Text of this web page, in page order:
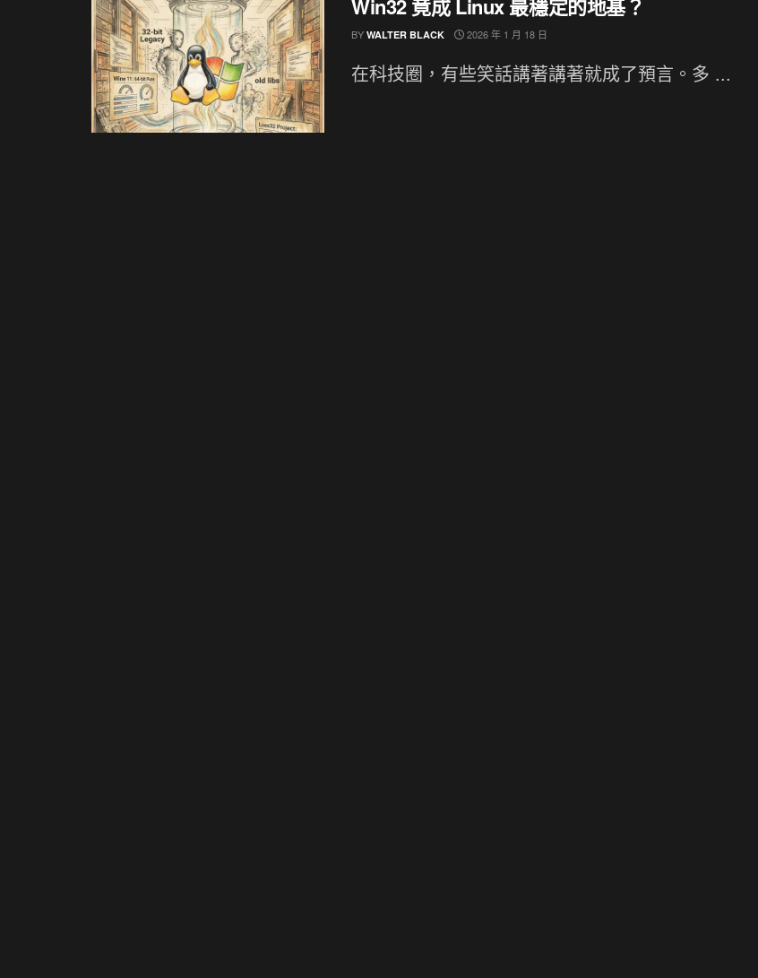
Win32 竟成 Linux 最穩定的地基？
BY WALTER BLACK 2026 年 1 月 18 日
在科技圈，有些笑話講著講著就成了預言。多 ...